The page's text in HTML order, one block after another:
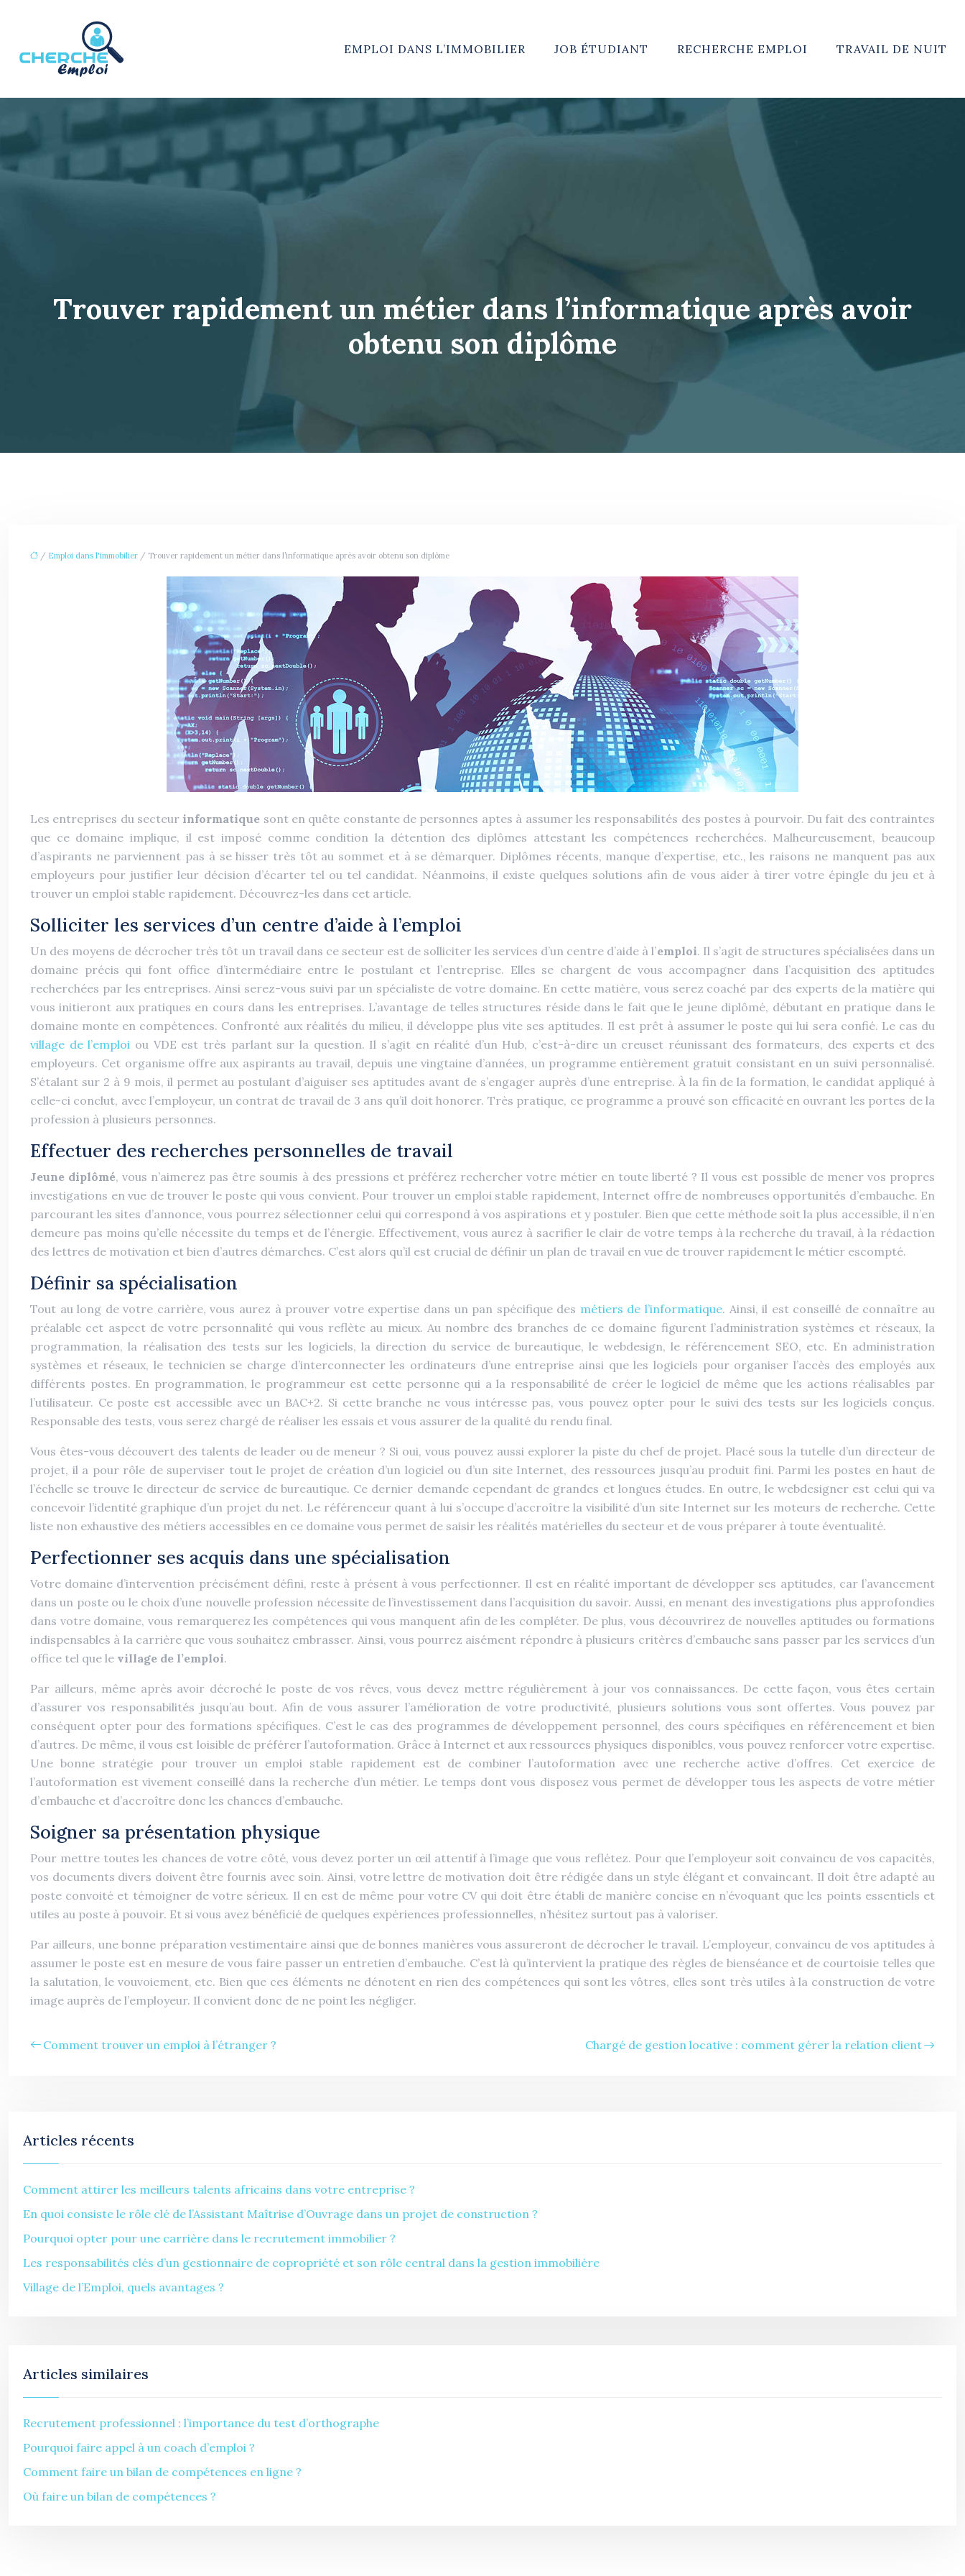
EMPLOI DANS L’IMMOBILIER JOB ÉTUDIANT RECHERCHE EMPLOI TRAVAIL DE NUIT
Trouver rapidement un métier dans l’informatique après avoir
obtenu son diplôme
/ Emploi dans l'immobilier / Trouver rapidement un métier dans l’informatique après avoir obtenu son diplôme
Les entreprises du secteur informatique sont en quête constante de personnes aptes à assumer les responsabilités des postes à pourvoir. Du fait des contraintes
que ce domaine implique, il est imposé comme condition la détention des diplômes attestant les compétences recherchées. Malheureusement, beaucoup
d’aspirants ne parviennent pas à se hisser très tôt au sommet et à se démarquer. Diplômes récents, manque d’expertise, etc., les raisons ne manquent pas aux
employeurs pour justifier leur décision d’écarter tel ou tel candidat. Néanmoins, il existe quelques solutions afin de vous aider à tirer votre épingle du jeu et à
trouver un emploi stable rapidement. Découvrez-les dans cet article.
Solliciter les services d’un centre d’aide à l’emploi
Un des moyens de décrocher très tôt un travail dans ce secteur est de solliciter les services d’un centre d’aide à l’emploi. Il s’agit de structures spécialisées dans un
domaine précis qui font office d’intermédiaire entre le postulant et l’entreprise. Elles se chargent de vous accompagner dans l’acquisition des aptitudes
recherchées par les entreprises. Ainsi serez-vous suivi par un spécialiste de votre domaine. En cette matière, vous serez coaché par des experts de la matière qui
vous initieront aux pratiques en cours dans les entreprises. L’avantage de telles structures réside dans le fait que le jeune diplômé, débutant en pratique dans le
domaine monte en compétences. Confronté aux réalités du milieu, il développe plus vite ses aptitudes. Il est prêt à assumer le poste qui lui sera confié. Le cas du
village de l’emploi ou VDE est très parlant sur la question. Il s’agit en réalité d’un Hub, c’est-à-dire un creuset réunissant des formateurs, des experts et des
employeurs. Cet organisme offre aux aspirants au travail, depuis une vingtaine d’années, un programme entièrement gratuit consistant en un suivi personnalisé.
S’étalant sur 2 à 9 mois, il permet au postulant d’aiguiser ses aptitudes avant de s’engager auprès d’une entreprise. À la fin de la formation, le candidat appliqué à
celle-ci conclut, avec l’employeur, un contrat de travail de 3 ans qu’il doit honorer. Très pratique, ce programme a prouvé son efficacité en ouvrant les portes de la
profession à plusieurs personnes.
Effectuer des recherches personnelles de travail
Jeune diplômé, vous n’aimerez pas être soumis à des pressions et préférez rechercher votre métier en toute liberté ? Il vous est possible de mener vos propres
investigations en vue de trouver le poste qui vous convient. Pour trouver un emploi stable rapidement, Internet offre de nombreuses opportunités d’embauche. En
parcourant les sites d’annonce, vous pourrez sélectionner celui qui correspond à vos aspirations et y postuler. Bien que cette méthode soit la plus accessible, il n’en
demeure pas moins qu’elle nécessite du temps et de l’énergie. Effectivement, vous aurez à sacrifier le clair de votre temps à la recherche du travail, à la rédaction
des lettres de motivation et bien d’autres démarches. C’est alors qu’il est crucial de définir un plan de travail en vue de trouver rapidement le métier escompté.
Définir sa spécialisation
Tout au long de votre carrière, vous aurez à prouver votre expertise dans un pan spécifique des métiers de l’informatique. Ainsi, il est conseillé de connaître au
préalable cet aspect de votre personnalité qui vous reflète au mieux. Au nombre des branches de ce domaine figurent l’administration systèmes et réseaux, la
programmation, la réalisation des tests sur les logiciels, la direction du service de bureautique, le webdesign, le référencement SEO, etc. En administration
systèmes et réseaux, le technicien se charge d’interconnecter les ordinateurs d’une entreprise ainsi que les logiciels pour organiser l’accès des employés aux
différents postes. En programmation, le programmeur est cette personne qui a la responsabilité de créer le logiciel de même que les actions réalisables par
l’utilisateur. Ce poste est accessible avec un BAC+2. Si cette branche ne vous intéresse pas, vous pouvez opter pour le suivi des tests sur les logiciels conçus.
Responsable des tests, vous serez chargé de réaliser les essais et vous assurer de la qualité du rendu final.
Vous êtes-vous découvert des talents de leader ou de meneur ? Si oui, vous pouvez aussi explorer la piste du chef de projet. Placé sous la tutelle d’un directeur de
projet, il a pour rôle de superviser tout le projet de création d’un logiciel ou d’un site Internet, des ressources jusqu’au produit fini. Parmi les postes en haut de
l’échelle se trouve le directeur de service de bureautique. Ce dernier demande cependant de grandes et longues études. En outre, le webdesigner est celui qui va
concevoir l’identité graphique d’un projet du net. Le référenceur quant à lui s’occupe d’accroître la visibilité d’un site Internet sur les moteurs de recherche. Cette
liste non exhaustive des métiers accessibles en ce domaine vous permet de saisir les réalités matérielles du secteur et de vous préparer à toute éventualité.
Perfectionner ses acquis dans une spécialisation
Votre domaine d’intervention précisément défini, reste à présent à vous perfectionner. Il est en réalité important de développer ses aptitudes, car l’avancement
dans un poste ou le choix d’une nouvelle profession nécessite de l’investissement dans l’acquisition du savoir. Aussi, en menant des investigations plus approfondies
dans votre domaine, vous remarquerez les compétences qui vous manquent afin de les compléter. De plus, vous découvrirez de nouvelles aptitudes ou formations
indispensables à la carrière que vous souhaitez embrasser. Ainsi, vous pourrez aisément répondre à plusieurs critères d’embauche sans passer par les services d’un
office tel que le village de l’emploi.
Par ailleurs, même après avoir décroché le poste de vos rêves, vous devez mettre régulièrement à jour vos connaissances. De cette façon, vous êtes certain
d’assurer vos responsabilités jusqu’au bout. Afin de vous assurer l’amélioration de votre productivité, plusieurs solutions vous sont offertes. Vous pouvez par
conséquent opter pour des formations spécifiques. C’est le cas des programmes de développement personnel, des cours spécifiques en référencement et bien
d’autres. De même, il vous est loisible de préférer l’autoformation. Grâce à Internet et aux ressources physiques disponibles, vous pouvez renforcer votre expertise.
Une bonne stratégie pour trouver un emploi stable rapidement est de combiner l’autoformation avec une recherche active d’offres. Cet exercice de
l’autoformation est vivement conseillé dans la recherche d’un métier. Le temps dont vous disposez vous permet de développer tous les aspects de votre métier
d’embauche et d’accroître donc les chances d’embauche.
Soigner sa présentation physique
Pour mettre toutes les chances de votre côté, vous devez porter un œil attentif à l’image que vous reflétez. Pour que l’employeur soit convaincu de vos capacités,
vos documents divers doivent être fournis avec soin. Ainsi, votre lettre de motivation doit être rédigée dans un style élégant et convaincant. Il doit être adapté au
poste convoité et témoigner de votre sérieux. Il en est de même pour votre CV qui doit être établi de manière concise en n’évoquant que les points essentiels et
utiles au poste à pouvoir. Et si vous avez bénéficié de quelques expériences professionnelles, n’hésitez surtout pas à valoriser.
Par ailleurs, une bonne préparation vestimentaire ainsi que de bonnes manières vous assureront de décrocher le travail. L’employeur, convaincu de vos aptitudes à
assumer le poste est en mesure de vous faire passer un entretien d’embauche. C’est là qu’intervient la pratique des règles de bienséance et de courtoisie telles que
la salutation, le vouvoiement, etc. Bien que ces éléments ne dénotent en rien des compétences qui sont les vôtres, elles sont très utiles à la construction de votre
image auprès de l’employeur. Il convient donc de ne point les négliger.
Comment trouver un emploi à l’étranger ? Chargé de gestion locative : comment gérer la relation client
Articles récents
Comment attirer les meilleurs talents africains dans votre entreprise ?
En quoi consiste le rôle clé de l’Assistant Maîtrise d’Ouvrage dans un projet de construction ?
Pourquoi opter pour une carrière dans le recrutement immobilier ?
Les responsabilités clés d’un gestionnaire de copropriété et son rôle central dans la gestion immobilière
Village de l’Emploi, quels avantages ?
Articles similaires
Recrutement professionnel : l’importance du test d’orthographe
Pourquoi faire appel à un coach d’emploi ?
Comment faire un bilan de compétences en ligne ?
Où faire un bilan de compétences ?